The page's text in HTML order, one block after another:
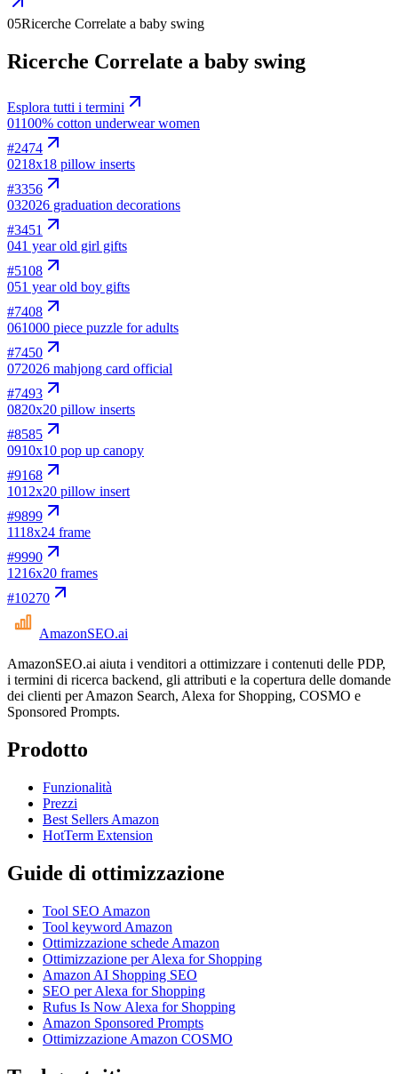
05Ricerche Correlate a baby swing
Ricerche Correlate a baby swing
Esplora tutti i termini
01100% cotton underwear women
#2474
0218x18 pillow inserts
#3356
032026 graduation decorations
#3451
041 year old girl gifts
#5108
051 year old boy gifts
#7408
061000 piece puzzle for adults
#7450
072026 mahjong card official
#7493
0820x20 pillow inserts
#8585
0910x10 pop up canopy
#9168
1012x20 pillow insert
#9899
1118x24 frame
#9990
1216x20 frames
#10270
AmazonSEO.ai
AmazonSEO.ai aiuta i venditori a ottimizzare i contenuti delle PDP,
i termini di ricerca backend, gli attributi e la copertura delle domande
dei clienti per Amazon Search, Alexa for Shopping, COSMO e
Sponsored Prompts.
Prodotto
Funzionalità
Prezzi
Best Sellers Amazon
HotTerm Extension
Guide di ottimizzazione
Tool SEO Amazon
Tool keyword Amazon
Ottimizzazione schede Amazon
Ottimizzazione per Alexa for Shopping
Amazon AI Shopping SEO
SEO per Alexa for Shopping
Rufus Is Now Alexa for Shopping
Amazon Sponsored Prompts
Ottimizzazione Amazon COSMO